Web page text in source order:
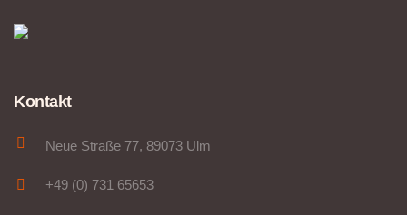
Kontakt
Neue Straße 77, 89073 Ulm
+49 (0) 731 65653